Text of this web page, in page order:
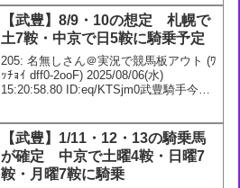
【武豊】8/9・10の想定 札幌で
土7鞍・中京で日5鞍に騎乗予定
205: 名無しさん＠実況で競馬板アウト (ﾜ
ｯﾁｮｲ dff0-2ooF) 2025/08/06(水)
15:20:58.80 ID:eq/KTSjm0武豊騎手今週
【武豊】1/11・12・13の騎乗馬
が確定 中京で土曜4鞍・日曜7
鞍・月曜7鞍に騎乗